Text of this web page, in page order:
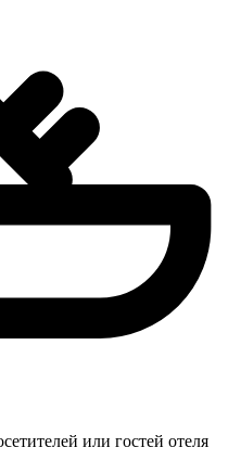
или гостей отеля